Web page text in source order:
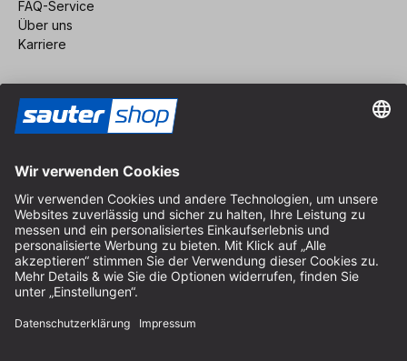
FAQ-Service
Über uns
Karriere
Impressum
AGB
Datenschutz
Cookie-Einstellungen
© 2026 sauter GmbH